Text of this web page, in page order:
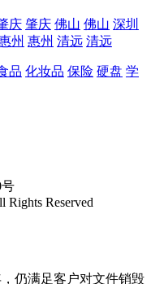
庆 肇庆 佛山 佛山 深圳
州 惠州 清远 清远
品 化妆品 保险 硬盘 学
Rights Reserved
仍满足客户对文件销毁